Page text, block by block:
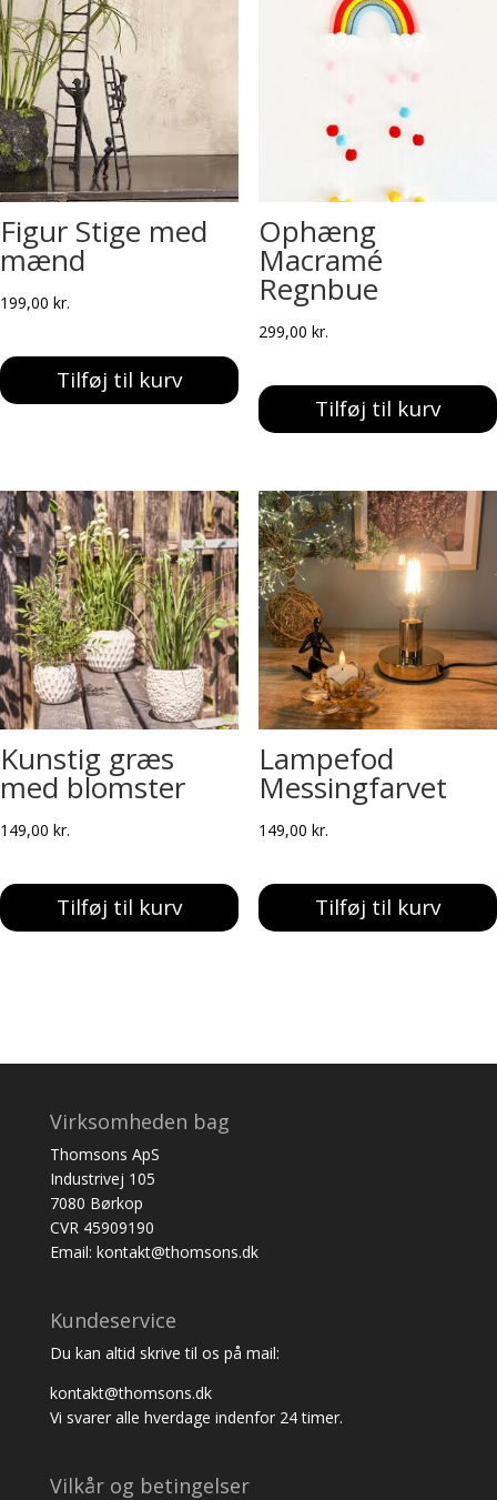
Figur Stige med
mænd
199,00 kr.
Tilføj til kurv
Ophæng
Macramé
Regnbue
299,00 kr.
Tilføj til kurv
Kunstig græs
med blomster
149,00 kr.
Tilføj til kurv
Lampefod
Messingfarvet
149,00 kr.
Tilføj til kurv
Virksomheden bag
Thomsons ApS
Industrivej 105
7080 Børkop
CVR 45909190
Email: kontakt@thomsons.dk
Kundeservice
Du kan altid skrive til os på mail:
kontakt@thomsons.dk
Vi svarer alle hverdage indenfor 24 timer.
Vilkår og betingelser